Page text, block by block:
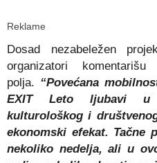
Reklame
Dosad nezabeležen
organizatori
polja. “Povećana
EXIT Leto ljubavi u
kulturološkog i
ekonomski efekat. Tačne
nekoliko nedelja, ali u